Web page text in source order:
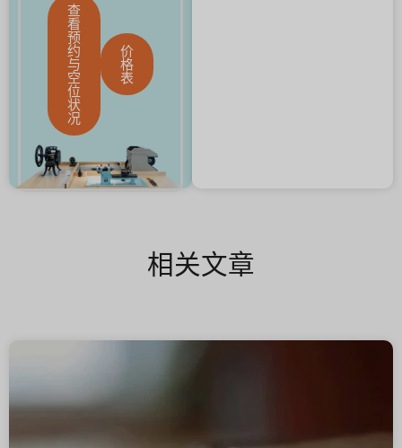
查
看
预
约
与
空
位
状
况
价
格
表
相关文章